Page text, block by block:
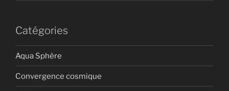
Catégories
Aqua Sphère
Convergence cosmique